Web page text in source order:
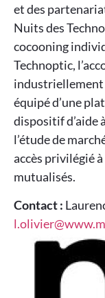
et des
Nuits des
cocooning
Technoptic,
industriellement
équipé d’une
dispositif d’aide
l’étude de
accès privilégié
mutualisés.
Contact :